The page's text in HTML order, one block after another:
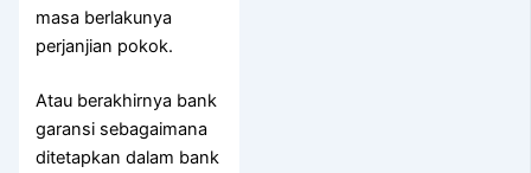
masa berlakunya
perjanjian pokok.
Atau berakhirnya bank
garansi sebagaimana
ditetapkan dalam bank